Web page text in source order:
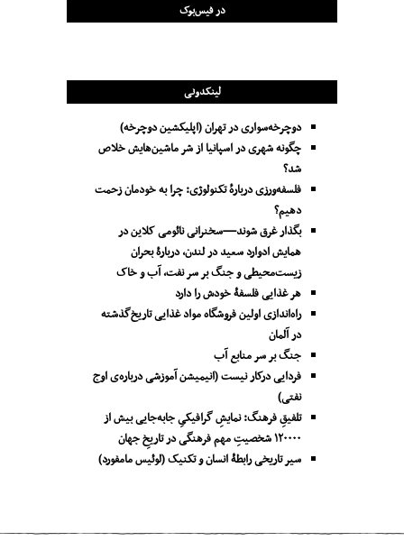
در فیس‌بوک
لینکدونی
دوچرخه‌سواری در تهران (اپلیکشین دوچرخه)
چگونه شهری در اسپانیا از شر ماشین‌هایش خلاص
شد؟
فلسفه‌ورزی دربارهٔ تکنولوژی: چرا به خودمان زحمت
دهیم؟
بگذار غرق شوند—سخنرانی نائومی کلاین در
همایش ادوارد سعید در لندن، دربارۀ بحران
زیست‌محیطی و جنگ بر سر نفت، آب و خاک
هر غذایی فلسفۀ خودش را دارد
راه‌اندازی اولین فروشگاه مواد غذایی تاریخ‌گذشته
در آلمان
جنگ بر سر منابع آب
فردایی درکار نیست (انیمیشن آموزشی درباره‌ی اوج
نفتی)
تلفیقِ فرهنگ: نمایشِ گرافیکیِ جا‌به‌جایی بیش از
۱۲۰۰۰۰ شخصیتِ مهم فرهنگی در تاریخِ جهان
سیر تاریخی رابطۀ انسان و تکنیک (لوئیس مامفورد)